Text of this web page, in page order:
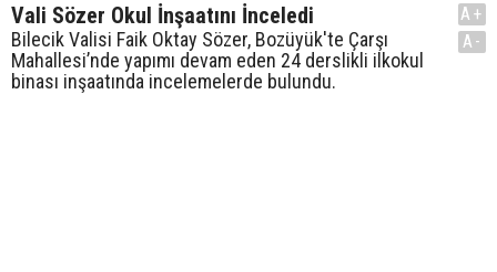
Vali Sözer Okul İnşaatını İnceledi
Bilecik Valisi Faik Oktay Sözer, Bozüyük'te Çarşı
Mahallesi’nde yapımı devam eden 24 derslikli ilkokul
binası inşaatında incelemelerde bulundu.
A+
A-